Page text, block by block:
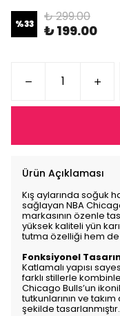
%33 ₺ 299.00
₺ 199.00
Ürün Açıklaması
Kış aylarında soğuk
sağlayan NBA
markasının özenle
yüksek kaliteli yün
tutma özelliği hem
Fonksiyonel
Katlamalı yapısı
farklı stillerle
Chicago Bulls’un
tutkunlarının ve
şekilde tasarlanmıştır.